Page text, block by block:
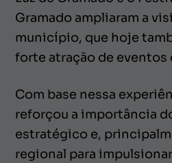
Gramado ampliaram a
município, que hoje
forte atração de
Com base nessa
reforçou a importância
estratégico e,
regional para